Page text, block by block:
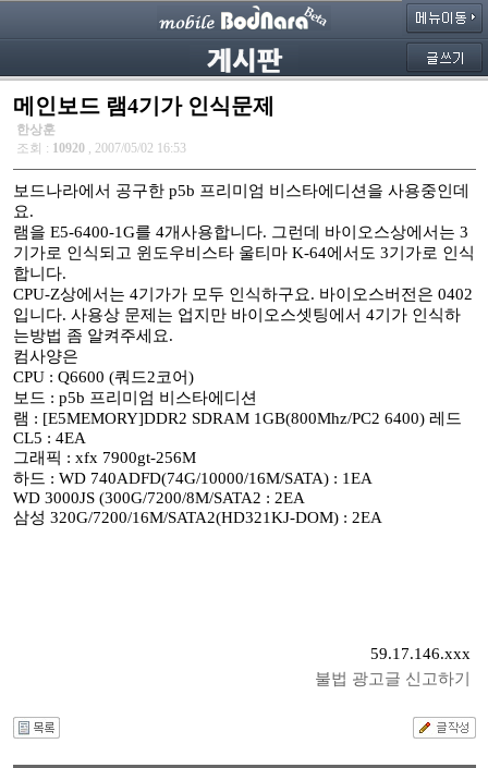
메인보드 램4기가 인식문제
한상훈
조회 : 10920 , 2007/05/02 16:53
보드나라에서 공구한 p5b 프리미엄 비스타에디션을 사용중인데
요.
램을 E5-6400-1G를 4개사용합니다. 그런데 바이오스상에서는 3
기가로 인식되고 윈도우비스타 울티마 K-64에서도 3기가로 인식
합니다.
CPU-Z상에서는 4기가가 모두 인식하구요. 바이오스버전은 0402
입니다. 사용상 문제는 업지만 바이오스셋팅에서 4기가 인식하
는방법 좀 알켜주세요.
컴사양은
CPU : Q6600 (쿼드2코어)
보드 : p5b 프리미엄 비스타에디션
램 : [E5MEMORY]DDR2 SDRAM 1GB(800Mhz/PC2 6400) 레드
CL5 : 4EA
그래픽 : xfx 7900gt-256M
하드 : WD 740ADFD(74G/10000/16M/SATA) : 1EA
WD 3000JS (300G/7200/8M/SATA2 : 2EA
삼성 320G/7200/16M/SATA2(HD321KJ-DOM) : 2EA
59.17.146.xxx
불법 광고글 신고하기